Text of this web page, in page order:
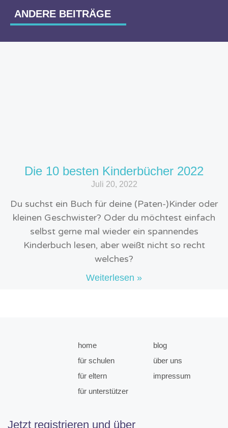
ANDERE BEITRÄGE
Die 10 besten Kinderbücher 2022
Juli 20, 2022
Du suchst ein Buch für deine (Paten-)Kinder oder
kleinen Geschwister? Oder du möchtest einfach
selbst gerne mal wieder ein spannendes
Kinderbuch lesen, aber weißt nicht so recht
welches?
Weiterlesen »
home
für schulen
für eltern
für unterstützer
blog
über uns
impressum
Jetzt registrieren und über